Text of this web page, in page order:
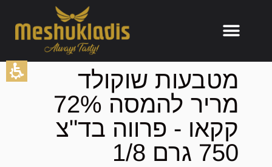
באפשרותך
מטבעות שוקולד
מריר להמסה 72%
קקאו - פרווה בד"צ
750 גרם 1/8